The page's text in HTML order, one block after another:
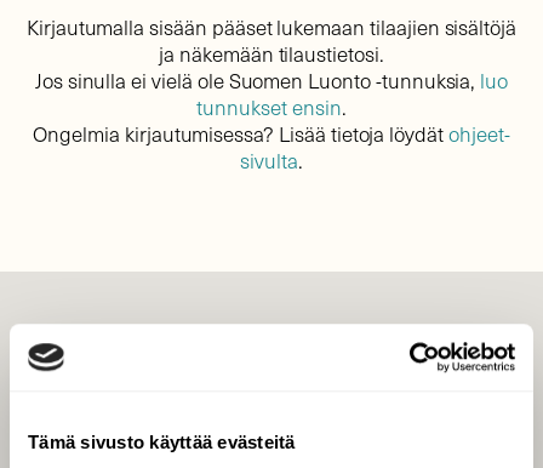
Tämä sivusto käyttää evästeitä
Kirjautumalla sisään pääset lukemaan tilaajien sisältöjä
ja näkemään tilaustietosi.
Jos sinulla ei vielä ole Suomen Luonto -tunnuksia, luo
tunnukset ensin.
Ongelmia kirjautumisessa? Lisää tietoja löydätohjeet-
sivulta.
Tilaa digilukuoikeus